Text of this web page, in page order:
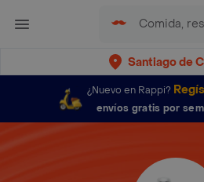
Santiago de
¿Nuevo en Rappi?
envíos gratis por